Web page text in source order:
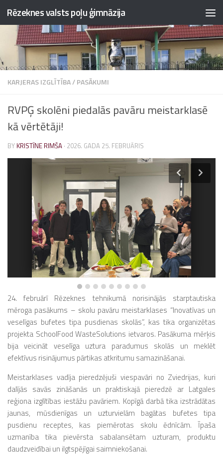
Skip to content
Rēzeknes valsts poļu ģimnāzija
KARJERAS IZGLĪTĪBA/PASĀKUMI
RVPĢ skolēni piedalās pavāru meistarklasē
kā vērtētāji!
BY KRISTĪNE RIMŠA · 2026. GADA 25. FEBRUĀRIS
24. februārī Rēzeknes tehnikumānorisinājās starptautiska
mēroga pasākums – skolu pavāru meistarklases “Inovatīvas un
veselīgas bufetes tipa pusdienas skolās”, kas tika organizētas
projekta SchoolFood WasteSolutions ietvaros. Pasākuma mērķis
bija veicināt veselīga uztura paradumus skolās un meklēt
efektīvus risinājumus pārtikas atkritumu samazināšanai.
Meistarklases vadīja pieredzējuši viespavāri no Zviedrijas, kuri
dalījās savās zināšanās un praktiskajā pieredzē ar Latgales
reģiona izglītības iestāžu pavāriem. Kopīgā darbā tika izstrādātas
jaunas, mūsdienīgas un uzturvielām bagātas bufetes tipa
pusdienu receptes, kas piemērotas skolu ēdnīcām. Īpaša
uzmanība tika pievērsta sabalansētam uzturam, produktu
daudzveidībai un ilgtspējīgai saimniekošanai.